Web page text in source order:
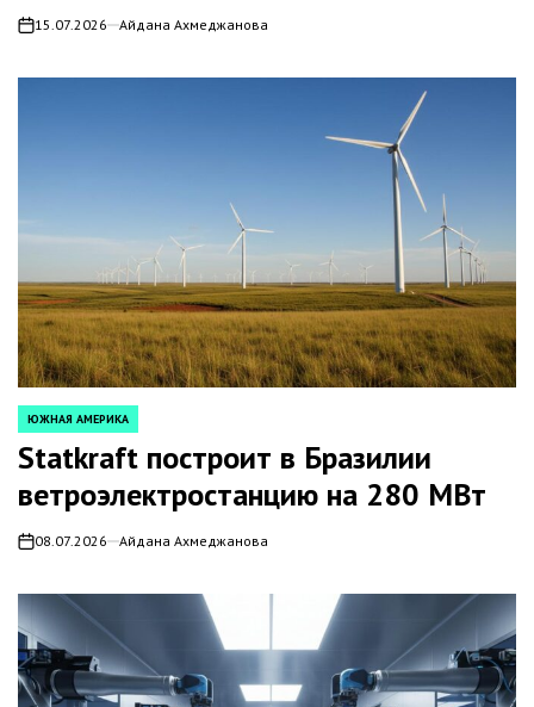
on15.07.2026 Айдана Ахмеджанова
POSTED
IN
ЮЖНАЯ АМЕРИКА
Statkraft построит в Бразилии
ветроэлектростанцию на 280 МВт
on08.07.2026 Айдана Ахмеджанова